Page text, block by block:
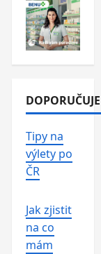
Tipy na
výlety po
ČR
Jak zjistit
na co
mám